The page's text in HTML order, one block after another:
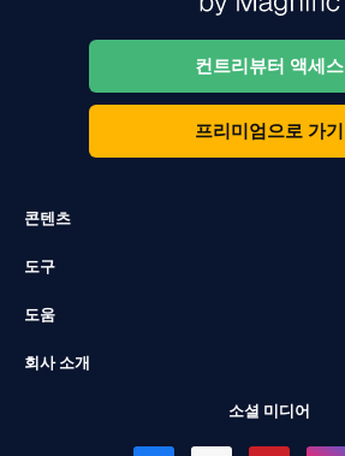
컨트리뷰터 액세스
프리미엄으로 가기
콘텐츠
도구
도움
회사 소개
소셜 미디어